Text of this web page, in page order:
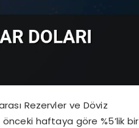
Rezervler ve Döviz
önceki haftaya göre %5’lik bir